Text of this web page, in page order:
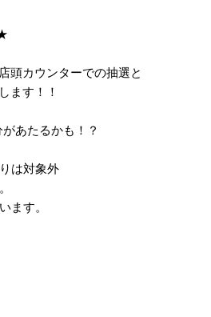
頭カウンターでの抽選と
ます！！
あたるかも！？
は対象外
ます。